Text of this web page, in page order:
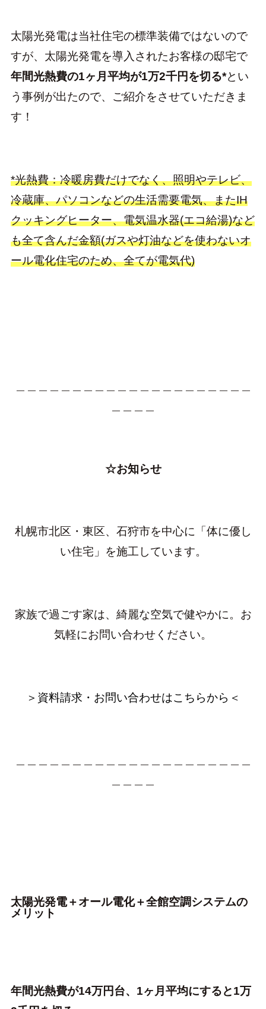
太陽光発電は当社住宅の標準装備ではないので
すが、太陽光発電を導入されたお客様の邸宅で
年間光熱費の1ヶ月平均が1万2千円を切る*とい
う事例が出たので、ご紹介をさせていただきま
す！
*光熱費：冷暖房費だけでなく、照明やテレビ、
冷蔵庫、パソコンなどの生活需要電気、またIH
クッキングヒーター、電気温水器(エコ給湯)など
も全て含んだ金額(ガスや灯油などを使わないオ
ール電化住宅のため、全てが電気代)
☆お知らせ
札幌市北区・東区、石狩市を中心に「体に優し
い住宅」を施工しています。
家族で過ごす家は、綺麗な空気で健やかに。お
気軽にお問い合わせください。
＞資料請求・お問い合わせはこちらから＜
太陽光発電＋オール電化＋全館空調システムの
メリット
年間光熱費が14万円台、1ヶ月平均にすると1万